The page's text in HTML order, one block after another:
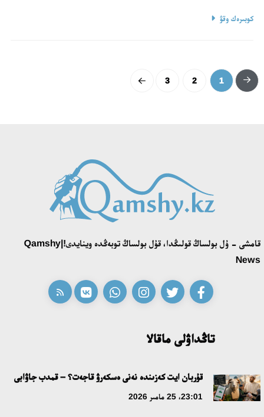
كوبىرەك وقۋ
1
2
3
قامشى - ۇل بولساڭ قولىڭدا، قۇل بولساڭ توبەڭدە وينايدى!|Qamshy
News
تاڭداۋلى ماقالا
قۇربان ايت كەزىندە نەنى ەسكەرۋ قاجەت؟ – قمدب جاۋابى
23:01، 25 مامىر 2026